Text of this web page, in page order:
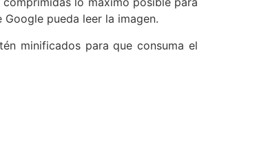
pueda leer la imagen.
minificados para que consuma el